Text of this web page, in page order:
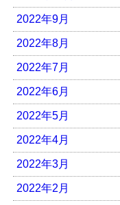
2022年9月
2022年8月
2022年7月
2022年6月
2022年5月
2022年4月
2022年3月
2022年2月